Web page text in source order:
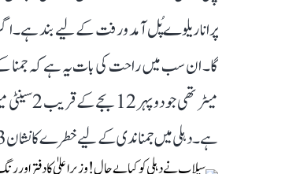
پرانا ریلوے پُل آمد و رفت کے لیے بند ہے۔ اگر
میٹر
ہے۔ دہلی میں جمنا ندی کے لیے خطرے کا نشان 205.33 میٹر پر لگایا گیا ہے، اور پانی اس نشان سے اوپر ہی بہہ رہا ہے۔